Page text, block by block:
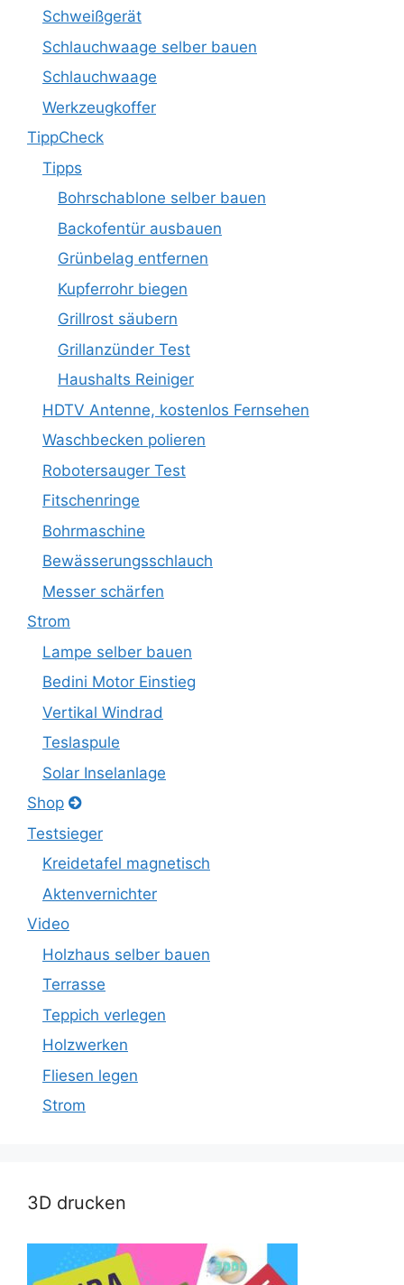
Schweißgerät
Schlauchwaage selber bauen
Schlauchwaage
Werkzeugkoffer
TippCheck
Tipps
Bohrschablone selber bauen
Backofentür ausbauen
Grünbelag entfernen
Kupferrohr biegen
Grillrost säubern
Grillanzünder Test
Haushalts Reiniger
HDTV Antenne, kostenlos Fernsehen
Waschbecken polieren
Robotersauger Test
Fitschenringe
Bohrmaschine
Bewässerungsschlauch
Messer schärfen
Strom
Lampe selber bauen
Bedini Motor Einstieg
Vertikal Windrad
Teslaspule
Solar Inselanlage
Shop
Testsieger
Kreidetafel magnetisch
Aktenvernichter
Video
Holzhaus selber bauen
Terrasse
Teppich verlegen
Holzwerken
Fliesen legen
Strom
3D drucken